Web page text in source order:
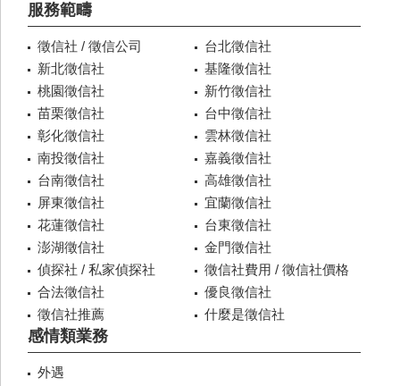
服務範疇
徵信社 / 徵信公司
台北徵信社
新北徵信社
基隆徵信社
桃園徵信社
新竹徵信社
苗栗徵信社
台中徵信社
彰化徵信社
雲林徵信社
南投徵信社
嘉義徵信社
台南徵信社
高雄徵信社
屏東徵信社
宜蘭徵信社
花蓮徵信社
台東徵信社
澎湖徵信社
金門徵信社
偵探社 / 私家偵探社
徵信社費用 / 徵信社價格
合法徵信社
優良徵信社
徵信社推薦
什麼是徵信社
感情類業務
外遇